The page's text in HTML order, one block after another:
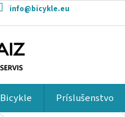
info@bicykle.eu
Bicykle Príslušenstvo